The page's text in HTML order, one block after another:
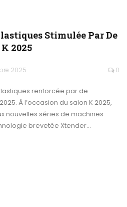
Stimulée Par De
2025
2025 0
renforcée par de
À l’occasion du salon K 2025,
nouvelles séries de machines
brevetée Xtender…